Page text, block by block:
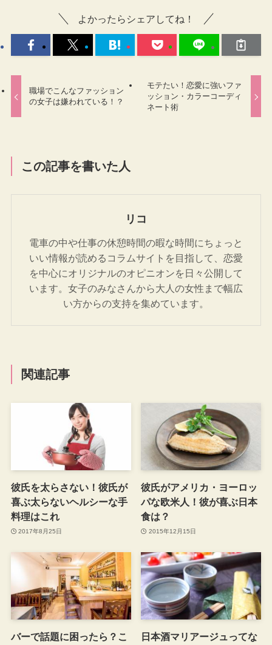
よかったらシェアしてね！
職場でこんなファッション
の女子は嫌われている！？
モテたい！恋愛に強いファ
ッション・カラーコーディ
ネート術
この記事を書いた人
リコ
電車の中や仕事の休憩時間の暇な時間にちょっと
いい情報が読めるコラムサイトを目指して、恋愛
を中心にオリジナルのオピニオンを日々公開して
います。女子のみなさんから大人の女性まで幅広
い方からの支持を集めています。
関連記事
彼氏を太らさない！彼氏が
喜ぶ太らないヘルシーな手
料理はこれ
2017年8月25日
彼氏がアメリカ・ヨーロッ
パな欧米人！彼が喜ぶ日本
食は？
2015年12月15日
バーで話題に困ったら？こ
日本酒マリアージュってな